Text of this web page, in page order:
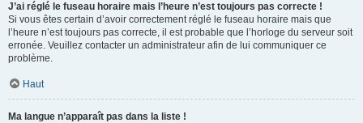
J’ai réglé le fuseau horaire mais l’heure n’est toujours pas correcte !
Si vous êtes certain d’avoir correctement réglé le fuseau horaire mais que
l’heure n’est toujours pas correcte, il est probable que l’horloge du serveur soit
erronée. Veuillez contacter un administrateur afin de lui communiquer ce
problème.
Haut
Ma langue n’apparaît pas dans la liste !